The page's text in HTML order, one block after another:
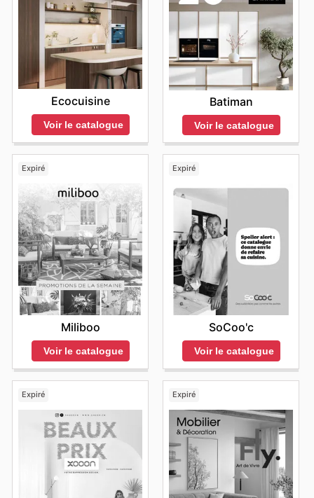
Ecocuisine
Voir le catalogue
Batiman
Voir le catalogue
Expiré
Miliboo
Voir le catalogue
Expiré
SoCoo'c
Voir le catalogue
Expiré Expiré